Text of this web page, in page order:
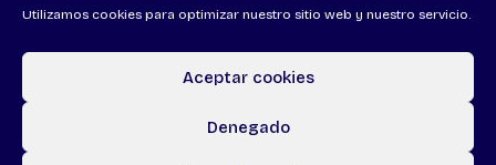
Utilizamos cookies para optimizar nuestro sitio web y nuestro servicio.
Aceptar cookies
Denegado